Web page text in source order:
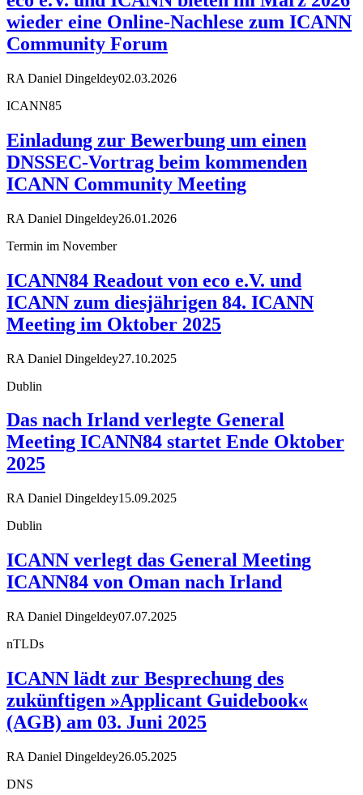
wieder eine Online-Nachlese zum ICANN
Community Forum
RA Daniel Dingeldey02.03.2026
ICANN85
Einladung zur Bewerbung um einen
DNSSEC-Vortrag beim kommenden
ICANN Community Meeting
RA Daniel Dingeldey26.01.2026
Termin im November
ICANN84 Readout von eco e.V. und
ICANN zum diesjährigen 84. ICANN
Meeting im Oktober 2025
RA Daniel Dingeldey27.10.2025
Dublin
Das nach Irland verlegte General
Meeting ICANN84 startet Ende Oktober
2025
RA Daniel Dingeldey15.09.2025
Dublin
ICANN verlegt das General Meeting
ICANN84 von Oman nach Irland
RA Daniel Dingeldey07.07.2025
nTLDs
ICANN lädt zur Besprechung des
zukünftigen »Applicant Guidebook«
(AGB) am 03. Juni 2025
RA Daniel Dingeldey26.05.2025
DNS